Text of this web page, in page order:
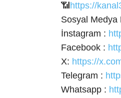
📶 https://
Sosyal Medya
İnstagram :
Facebook :
X: https://
Telegram :
Whatsapp :